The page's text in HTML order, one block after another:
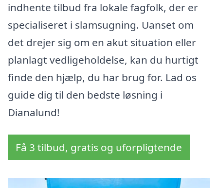
indhente tilbud fra lokale fagfolk, der er
specialiseret i slamsugning. Uanset om
det drejer sig om en akut situation eller
planlagt vedligeholdelse, kan du hurtigt
finde den hjælp, du har brug for. Lad os
guide dig til den bedste løsning i
Dianalund!
Få 3 tilbud, gratis og uforpligtende